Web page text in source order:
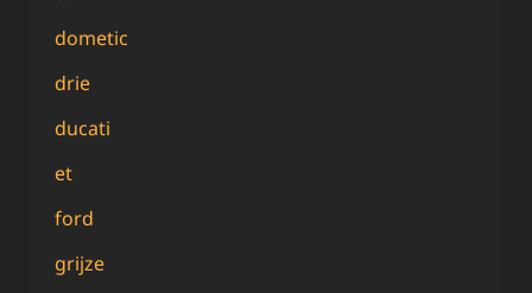
dometic
drie
ducati
et
ford
grijze